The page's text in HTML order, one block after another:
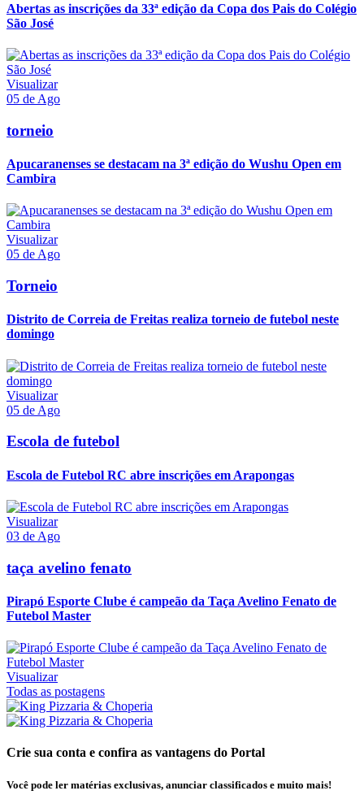
Abertas as inscrições da 33ª edição da Copa dos Pais do Colégio
São José
Visualizar
05 de Ago
torneio
Apucaranenses se destacam na 3ª edição do Wushu Open em
Cambira
Visualizar
05 de Ago
Torneio
Distrito de Correia de Freitas realiza torneio de futebol neste
domingo
Visualizar
05 de Ago
Escola de futebol
Escola de Futebol RC abre inscrições em Arapongas
Visualizar
03 de Ago
taça avelino fenato
Pirapó Esporte Clube é campeão da Taça Avelino Fenato de
Futebol Master
Visualizar
Todas as postagens
Crie sua conta e confira as vantagens do Portal
Você pode ler matérias exclusivas, anunciar classificados e muito mais!